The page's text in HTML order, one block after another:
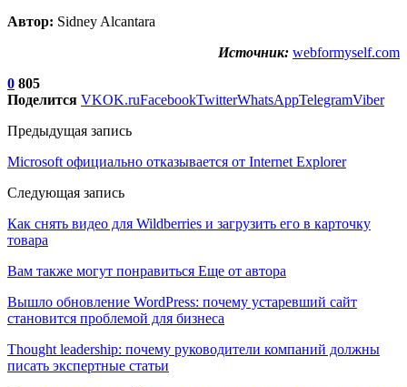
Автор: Sidney Alcantara
Источник: webformyself.com
0 805
Поделится VKOK.ruFacebookTwitterWhatsAppTelegramViber
Предыдущая запись
Microsoft официально отказывается от Internet Explorer
Следующая запись
Как снять видео для Wildberries и загрузить его в карточку
товара
Вам также могут понравиться Еще от автора
Вышло обновление WordPress: почему устаревший сайт
становится проблемой для бизнеса
Thought leadership: почему руководители компаний должны
писать экспертные статьи